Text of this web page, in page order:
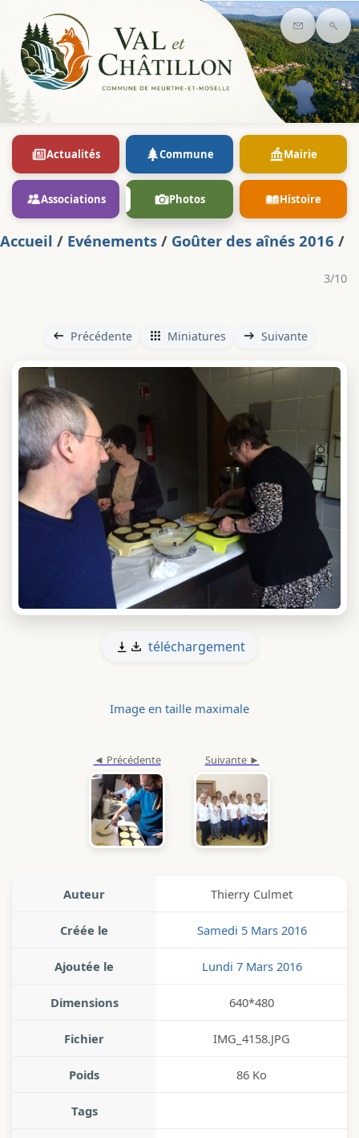
Contact
Actualités Commune Mairie
Associations Photos Histoire
Accueil / Evénements / Goûter des aînés 2016 /
3/10
Précédente Miniatures Suivante
téléchargement
Image en taille maximale
Auteur Thierry Culmet
Créée le Samedi 5 Mars 2016
Ajoutée le Lundi 7 Mars 2016
Dimensions 640*480
Fichier IMG_4158.JPG
Poids 86 Ko
Tags